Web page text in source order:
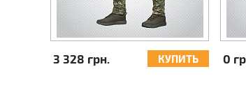
0 грн. КУПИТЬ 3